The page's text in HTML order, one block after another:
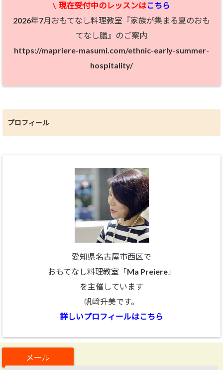
\ 現在受付中のレッスンはこちら
2026年7月おもてなし料理教室『家族が集まる夏のおも
てなし膳』のご案内
https://mapriere-masumi.com/ethnic-early-summer-
hospitality/
プロフィール
愛知県名古屋市西区で
おもてなし料理教室「Ma Preiere」
を主催しています
帆﨑升美です。
詳しいプロフィールはこちら